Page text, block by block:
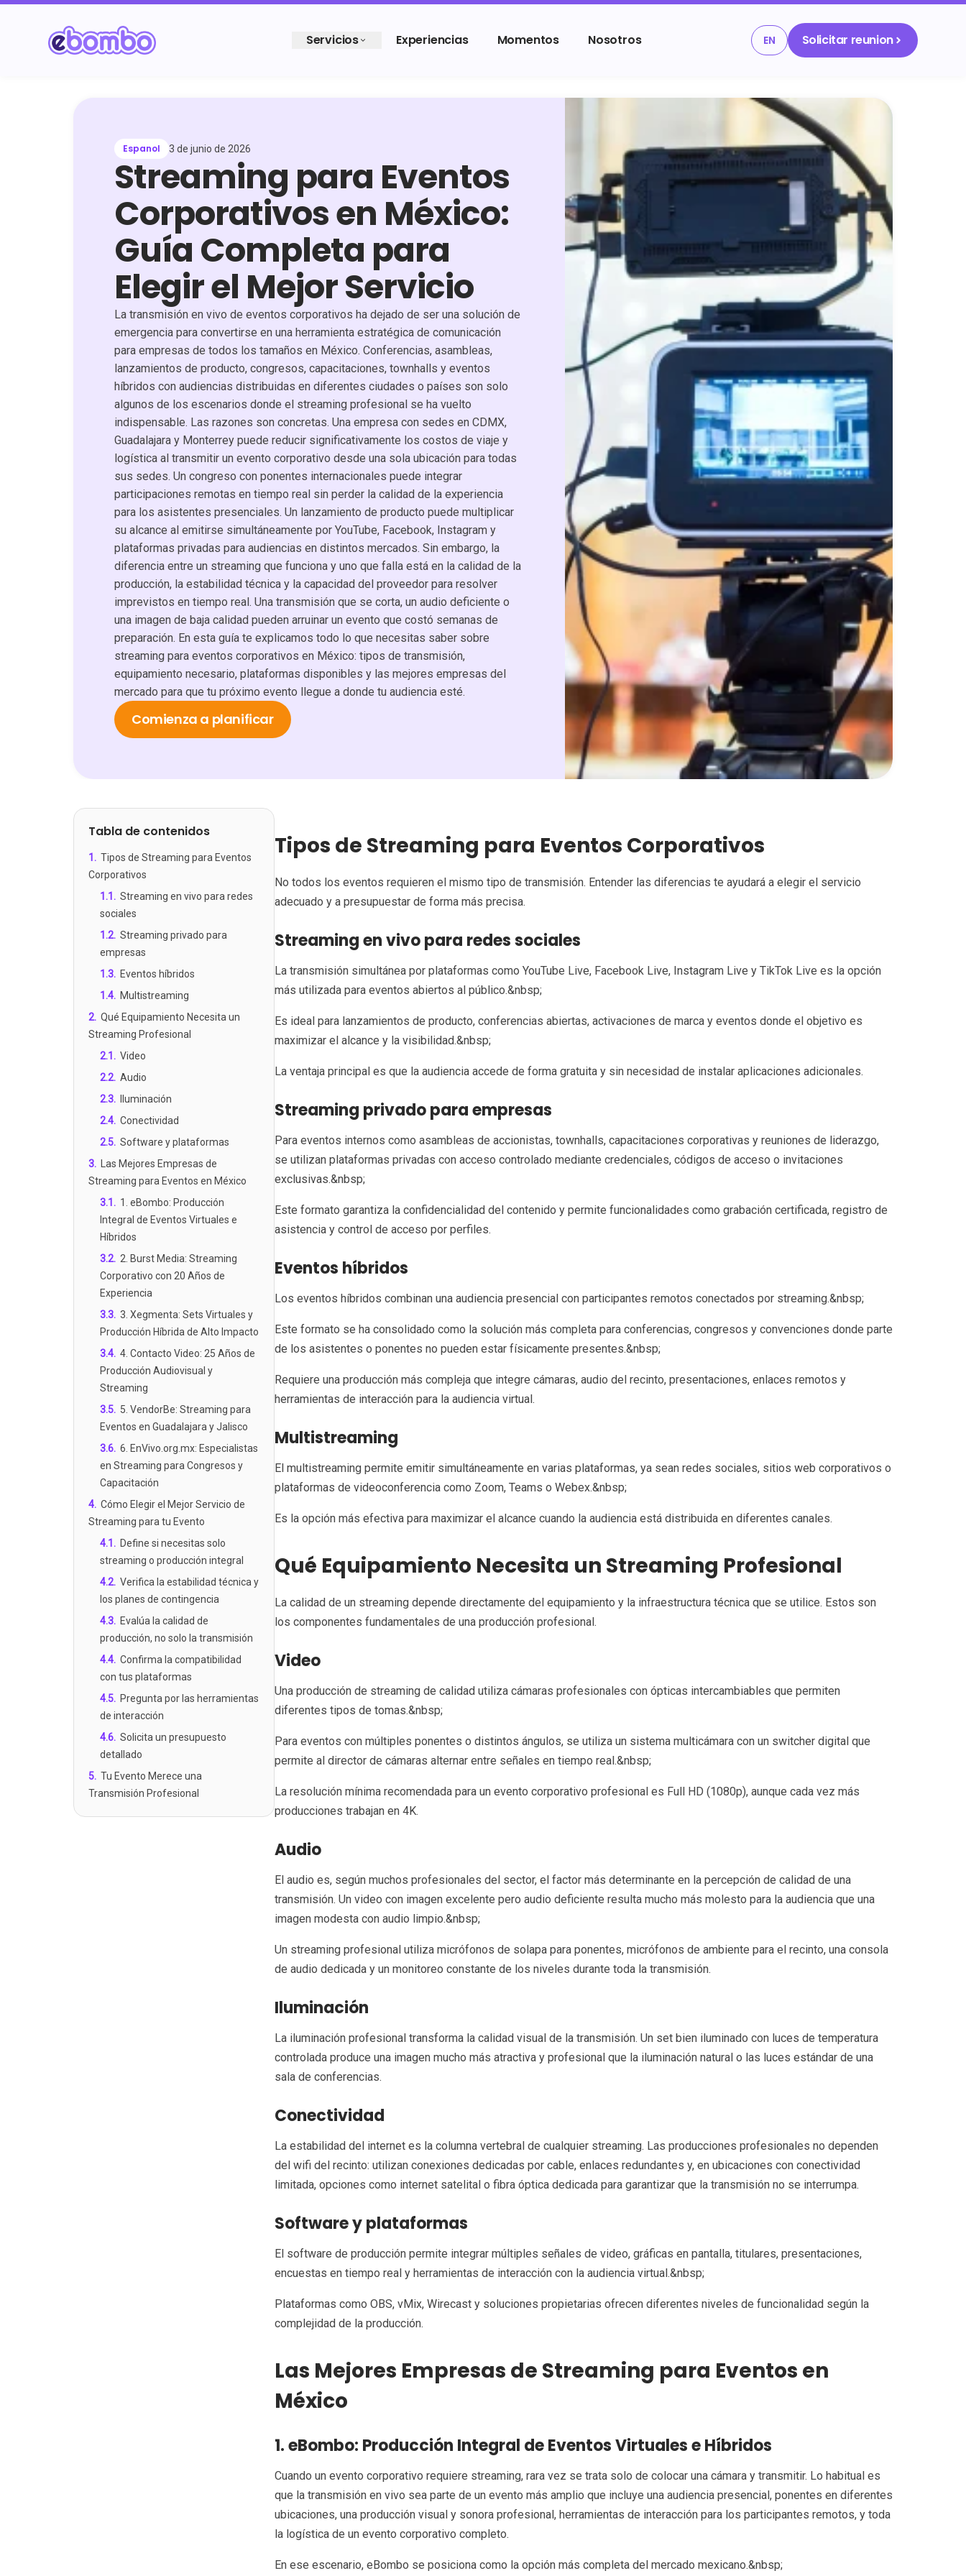
Servicios Experiencias Momentos Nosotros EN Solicitar reunion
Espanol 3 de junio de 2026
Streaming para Eventos
Corporativos en México:
Guía Completa para
Elegir el Mejor Servicio
La transmisión en vivo de eventos corporativos ha dejado de ser una solución de
emergencia para convertirse en una herramienta estratégica de comunicación
para empresas de todos los tamaños en México. Conferencias, asambleas,
lanzamientos de producto, congresos, capacitaciones, townhalls y eventos
híbridos con audiencias distribuidas en diferentes ciudades o países son solo
algunos de los escenarios donde el streaming profesional se ha vuelto
indispensable. Las razones son concretas. Una empresa con sedes en CDMX,
Guadalajara y Monterrey puede reducir significativamente los costos de viaje y
logística al transmitir un evento corporativo desde una sola ubicación para todas
sus sedes. Un congreso con ponentes internacionales puede integrar
participaciones remotas en tiempo real sin perder la calidad de la experiencia
para los asistentes presenciales. Un lanzamiento de producto puede multiplicar
su alcance al emitirse simultáneamente por YouTube, Facebook, Instagram y
plataformas privadas para audiencias en distintos mercados. Sin embargo, la
diferencia entre un streaming que funciona y uno que falla está en la calidad de la
producción, la estabilidad técnica y la capacidad del proveedor para resolver
imprevistos en tiempo real. Una transmisión que se corta, un audio deficiente o
una imagen de baja calidad pueden arruinar un evento que costó semanas de
preparación. En esta guía te explicamos todo lo que necesitas saber sobre
streaming para eventos corporativos en México: tipos de transmisión,
equipamiento necesario, plataformas disponibles y las mejores empresas del
mercado para que tu próximo evento llegue a donde tu audiencia esté.
Comienza a planificar
Tabla de contenidos
1 . Tipos de Streaming para Eventos
Corporativos
1.1 . Streaming en vivo para redes
sociales
1.2. Streaming privado para
empresas
1.3. Eventos híbridos
1.4. Multistreaming
2. Qué Equipamiento Necesita un
Streaming Profesional
2.1 . Video
2.2. Audio
2.3.
Iluminación
2.4. Conectividad
2.5. Software y plataformas
3.
Las Mejores Empresas de
Streaming para Eventos en México
3.1 . 1. eBombo: Producción
Integral de Eventos Virtuales e
Híbridos
3.2. 2. Burst Media: Streaming
Corporativo con 20 Años de
Experiencia
3.3. 3. Xegmenta: Sets Virtuales y
Producción Híbrida de Alto Impacto
3.4. 4. Contacto Video: 25 Años de
Producción Audiovisual y
Streaming
3.5. 5. VendorBe: Streaming para
Eventos en Guadalajara y Jalisco
3.6. 6. EnVivo.org.mx: Especialistas
en Streaming para Congresos y
Capacitación
4. Cómo Elegir el Mejor Servicio de
Streaming para tu Evento
4.1 . Define si necesitas solo
streaming o producción integral
4.2. Verifica la estabilidad técnica y
los planes de contingencia
4.3. Evalúa la calidad de
producción, no solo la transmisión
4.4. Confirma la compatibilidad
con tus plataformas
4.5. Pregunta por las herramientas
de interacción
4.6. Solicita un presupuesto
detallado
5. Tu Evento Merece una
Transmisión Profesional
Tipos de Streaming para Eventos Corporativos
No todos los eventos requieren el mismo tipo de transmisión. Entender las diferencias te ayudará a elegir el servicio
adecuado y a presupuestar de forma más precisa.
Streaming en vivo para redes sociales
La transmisión simultánea por plataformas como YouTube Live, Facebook Live, Instagram Live y TikTok Live es la opción
más utilizada para eventos abiertos al público.&nbsp;
Es ideal para lanzamientos de producto, conferencias abiertas, activaciones de marca y eventos donde el objetivo es
maximizar el alcance y la visibilidad.&nbsp;
La ventaja principal es que la audiencia accede de forma gratuita y sin necesidad de instalar aplicaciones adicionales.
Streaming privado para empresas
Para eventos internos como asambleas de accionistas, townhalls, capacitaciones corporativas y reuniones de liderazgo,
se utilizan plataformas privadas con acceso controlado mediante credenciales, códigos de acceso o invitaciones
exclusivas.&nbsp;
Este formato garantiza la confidencialidad del contenido y permite funcionalidades como grabación certificada, registro de
asistencia y control de acceso por perfiles.
Eventos híbridos
Los eventos híbridos combinan una audiencia presencial con participantes remotos conectados por streaming.&nbsp;
Este formato se ha consolidado como la solución más completa para conferencias, congresos y convenciones donde parte
de los asistentes o ponentes no pueden estar físicamente presentes.&nbsp;
Requiere una producción más compleja que integre cámaras, audio del recinto, presentaciones, enlaces remotos y
herramientas de interacción para la audiencia virtual.
Multistreaming
El multistreaming permite emitir simultáneamente en varias plataformas, ya sean redes sociales, sitios web corporativos o
plataformas de videoconferencia como Zoom, Teams o Webex.&nbsp;
Es la opción más efectiva para maximizar el alcance cuando la audiencia está distribuida en diferentes canales.
Qué Equipamiento Necesita un Streaming Profesional
La calidad de un streaming depende directamente del equipamiento y la infraestructura técnica que se utilice. Estos son
los componentes fundamentales de una producción profesional.
Video
Una producción de streaming de calidad utiliza cámaras profesionales con ópticas intercambiables que permiten
diferentes tipos de tomas.&nbsp;
Para eventos con múltiples ponentes o distintos ángulos, se utiliza un sistema multicámara con un switcher digital que
permite al director de cámaras alternar entre señales en tiempo real.&nbsp;
La resolución mínima recomendada para un evento corporativo profesional es Full HD (1080p), aunque cada vez más
producciones trabajan en 4K.
Audio
El audio es, según muchos profesionales del sector, el factor más determinante en la percepción de calidad de una
transmisión. Un video con imagen excelente pero audio deficiente resulta mucho más molesto para la audiencia que una
imagen modesta con audio limpio.&nbsp;
Un streaming profesional utiliza micrófonos de solapa para ponentes, micrófonos de ambiente para el recinto, una consola
de audio dedicada y un monitoreo constante de los niveles durante toda la transmisión.
Iluminación
La iluminación profesional transforma la calidad visual de la transmisión. Un set bien iluminado con luces de temperatura
controlada produce una imagen mucho más atractiva y profesional que la iluminación natural o las luces estándar de una
sala de conferencias.
Conectividad
La estabilidad del internet es la columna vertebral de cualquier streaming. Las producciones profesionales no dependen
del wifi del recinto: utilizan conexiones dedicadas por cable, enlaces redundantes y, en ubicaciones con conectividad
limitada, opciones como internet satelital o fibra óptica dedicada para garantizar que la transmisión no se interrumpa.
Software y plataformas
El software de producción permite integrar múltiples señales de video, gráficas en pantalla, titulares, presentaciones,
encuestas en tiempo real y herramientas de interacción con la audiencia virtual.&nbsp;
Plataformas como OBS, vMix, Wirecast y soluciones propietarias ofrecen diferentes niveles de funcionalidad según la
complejidad de la producción.
Las Mejores Empresas de Streaming para Eventos en
México
1. eBombo: Producción Integral de Eventos Virtuales e Híbridos
Cuando un evento corporativo requiere streaming, rara vez se trata solo de colocar una cámara y transmitir. Lo habitual es
que la transmisión en vivo sea parte de un evento más amplio que incluye una audiencia presencial, ponentes en diferentes
ubicaciones, una producción visual y sonora profesional, herramientas de interacción para los participantes remotos, y toda
la logística de un evento corporativo completo.
En ese escenario, eBombo se posiciona como la opción más completa del mercado mexicano.&nbsp;